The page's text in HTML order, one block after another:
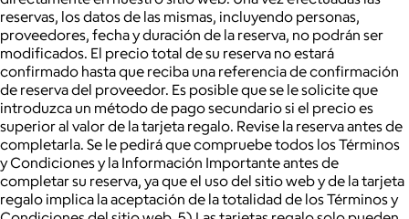
reservas, los datos de las mismas, incluyendo personas,
proveedores, fecha y duración de la reserva, no podrán ser
modificados. El precio total de su reserva no estará
confirmado hasta que reciba una referencia de confirmación
de reserva del proveedor. Es posible que se le solicite que
introduzca un método de pago secundario si el precio es
superior al valor de la tarjeta regalo. Revise la reserva antes de
completarla. Se le pedirá que compruebe todos los Términos
y Condiciones y la Información Importante antes de
completar su reserva, ya que el uso del sitio web y de la tarjeta
regalo implica la aceptación de la totalidad de los Términos y